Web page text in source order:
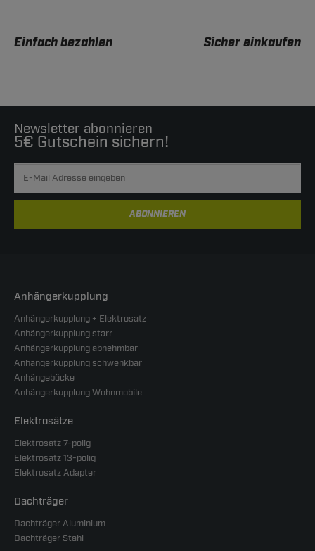
Einfach bezahlen Sicher einkaufen
Newsletter abonnieren
5€ Gutschein sichern!
ABONNIEREN
Anhängerkupplung
Anhängerkupplung + Elektrosatz
Anhängerkupplung starr
Anhängerkupplung abnehmbar
Anhängerkupplung schwenkbar
Anhängeböcke
Anhängerkupplung Wohnmobile
Elektrosätze
Elektrosatz 7-polig
Elektrosatz 13-polig
Elektrosatz Adapter
Dachträger
Dachträger Aluminium
Dachträger Stahl